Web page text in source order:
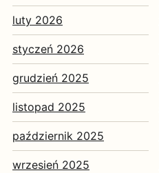
luty 2026
styczeń 2026
grudzień 2025
listopad 2025
październik 2025
wrzesień 2025